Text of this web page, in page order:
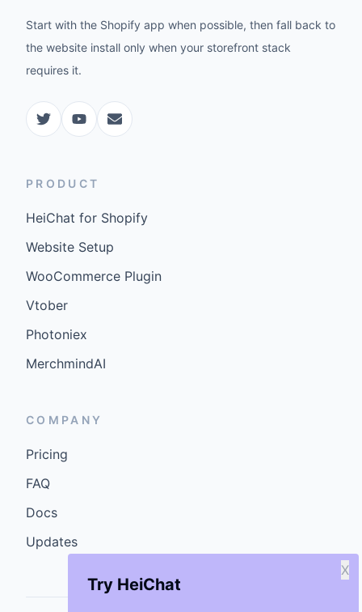
Try HeiChat
X
Start with the Shopify app when possible, then fall back to
the website install only when your storefront stack
requires it.
PRODUCT
HeiChat for Shopify
Website Setup
WooCommerce Plugin
Vtober
Photoniex
MerchmindAI
COMPANY
Pricing
FAQ
Docs
Updates